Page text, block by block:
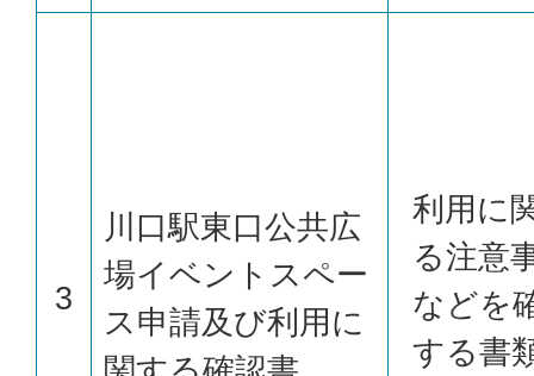
3
川口駅東口公共広
場イベントスペー
ス申請及び利用に
利用に
る注意
などを
する書